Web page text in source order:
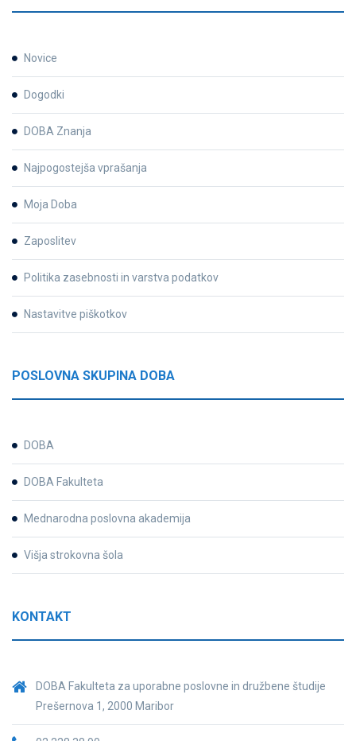
Novice
Dogodki
DOBA Znanja
Najpogostejša vprašanja
Moja Doba
Zaposlitev
Politika zasebnosti in varstva podatkov
Nastavitve piškotkov
POSLOVNA SKUPINA DOBA
DOBA
DOBA Fakulteta
Mednarodna poslovna akademija
Višja strokovna šola
KONTAKT
DOBA Fakulteta za uporabne poslovne in družbene študije
Prešernova 1, 2000 Maribor